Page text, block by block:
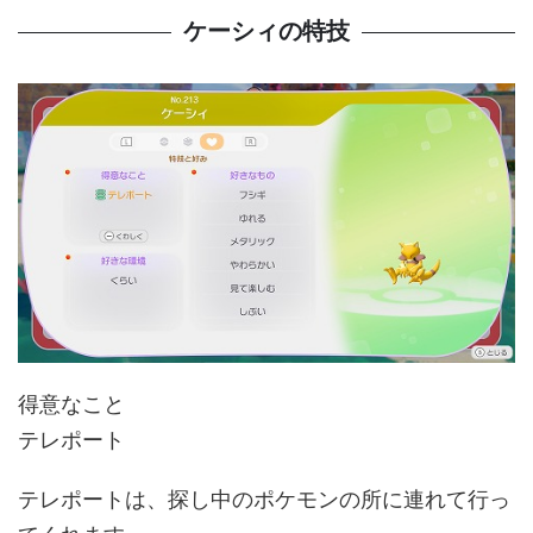
ケーシィの特技
得意なこと
テレポート
テレポートは、探し中のポケモンの所に連れて行っ